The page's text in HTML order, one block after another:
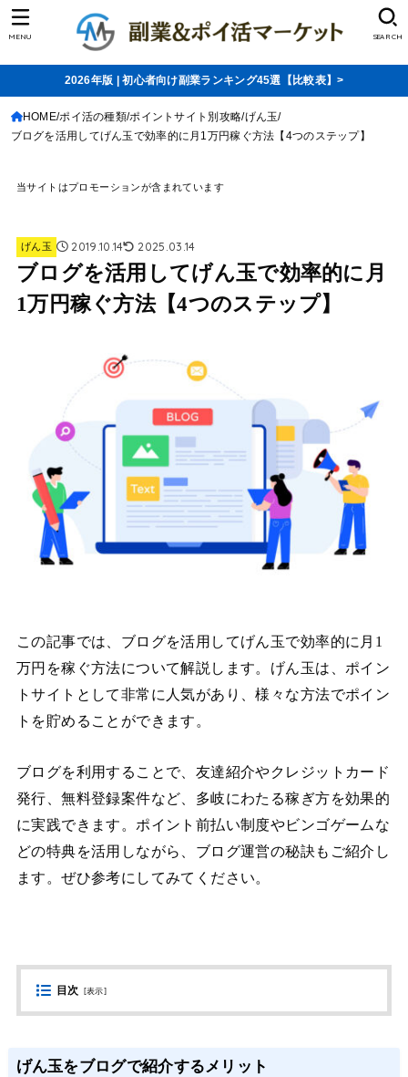
SEARCH
MENU
2026年版 | 初心者向け副業ランキング45選【比較表】>
HOME ポイ活の種類 ポイントサイト別攻略 げん玉
ブログを活用してげん玉で効率的に月1万円稼ぐ方法【4つのステップ】
当サイトはプロモーションが含まれています
げん玉 2019.10.14 2025.03.14
ブログを活用してげん玉で効率的に月
1万円稼ぐ方法【4つのステップ】
この記事では、ブログを活用してげん玉で効率的に月1
万円を稼ぐ方法について解説します。げん玉は、ポイン
トサイトとして非常に人気があり、様々な方法でポイン
トを貯めることができます。
ブログを利用することで、友達紹介やクレジットカード
発行、無料登録案件など、多岐にわたる稼ぎ方を効果的
に実践できます。ポイント前払い制度やビンゴゲームな
どの特典を活用しながら、ブログ運営の秘訣もご紹介し
ます。ぜひ参考にしてみてください。
目次 [表示]
げん玉をブログで紹介するメリット